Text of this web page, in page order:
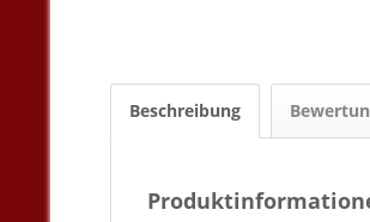
Beschreibung